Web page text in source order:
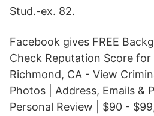
Stud.-ex. 82.
Facebook gives FREE
Check Reputation Score
Richmond, CA - View
Photos | Address, Emails &
Personal Review | $90 -